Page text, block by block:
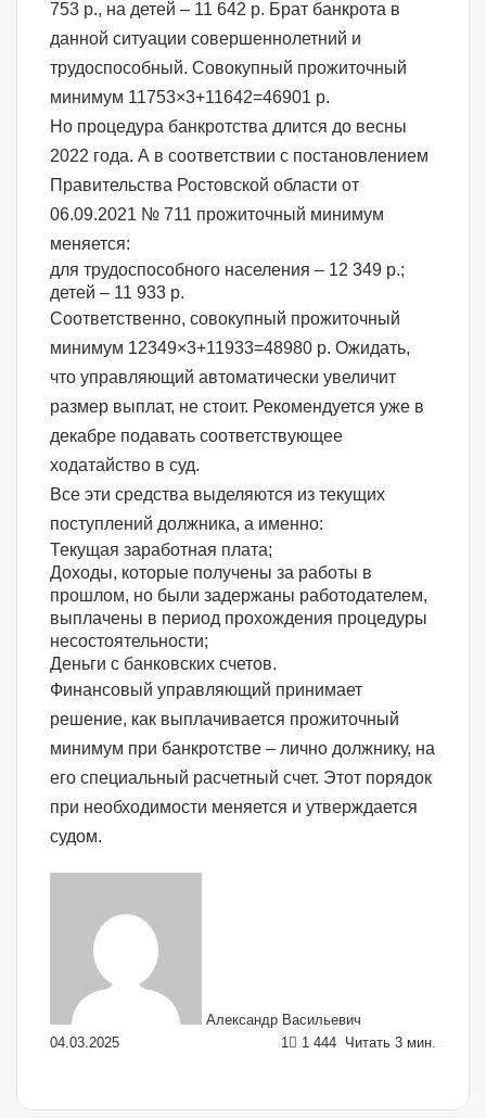
753 р., на детей – 11 642 р. Брат банкрота в
данной ситуации совершеннолетний и
трудоспособный. Совокупный прожиточный
минимум 11753×3+11642=46901 р.
Но процедура банкротства длится до весны
2022 года. А в соответствии с постановлением
Правительства Ростовской области от
06.09.2021 № 711 прожиточный минимум
меняется:
для трудоспособного населения – 12 349 р.;
детей – 11 933 р.
Соответственно, совокупный прожиточный
минимум 12349×3+11933=48980 р. Ожидать,
что управляющий автоматически увеличит
размер выплат, не стоит. Рекомендуется уже в
декабре подавать соответствующее
ходатайство в суд.
Все эти средства выделяются из текущих
поступлений должника, а именно:
Текущая заработная плата;
Доходы, которые получены за работы в
прошлом, но были задержаны работодателем,
выплачены в период прохождения процедуры
несостоятельности;
Деньги с банковских счетов.
Финансовый управляющий принимает
решение, как выплачивается прожиточный
минимум при банкротстве – лично должнику, на
его специальный расчетный счет. Этот порядок
при необходимости меняется и утверждается
судом.
Александр Васильевич
04.03.2025 1 1 444 Читать 3 мин.
Email